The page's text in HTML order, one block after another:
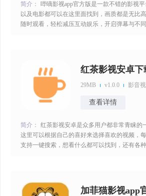
简介：
哔嘀影视app官方版是一款不错的影视
以及电影都可以在这里面找到，画质都是无比
随时观看，轻松减压互动娱乐，开启弹幕与不
种电视剧以及电影，各种各
红茶影视安卓下
29MB v1.0.0 影音
查看详情
简介：
红茶影视安卓是众多用户都非常青睐的
这里可以根据自己的喜好来选择喜欢的视频，
支持一键搜索，想看什么都可以找到，还有各
看，还可以下载；3.不同的
加菲猫影视app